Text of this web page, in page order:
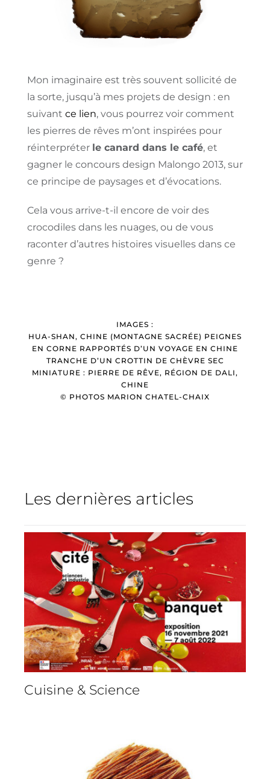
Mon imaginaire est très souvent sollicité de
la sorte, jusqu’à mes projets de design : en
suivant ce lien, vous pourrez voir comment
les pierres de rêves m’ont inspirées pour
réinterpréter le canard dans le café, et
gagner le concours design Malongo 2013, sur
ce principe de paysages et d’évocations.
Cela vous arrive-t-il encore de voir des
crocodiles dans les nuages, ou de vous
raconter d’autres histoires visuelles dans ce
genre ?
IMAGES :
HUA-SHAN, CHINE (MONTAGNE SACRÉE) PEIGNES
EN CORNE RAPPORTÉS D’UN VOYAGE EN CHINE
TRANCHE D’UN CROTTIN DE CHÈVRE SEC
MINIATURE : PIERRE DE RÊVE, RÉGION DE DALI,
CHINE
© PHOTOS MARION CHATEL-CHAIX
Les dernières articles
Cuisine & Science